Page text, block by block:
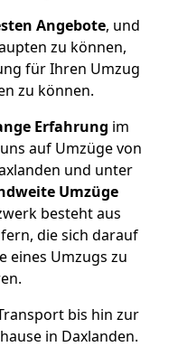
Angebote, und
zu können,
für Ihren Umzug
zu können.
Erfahrung im
auf Umzüge von
und unter
Umzüge
besteht aus
die sich darauf
eines Umzugs zu
bis hin zur
in Daxlanden.